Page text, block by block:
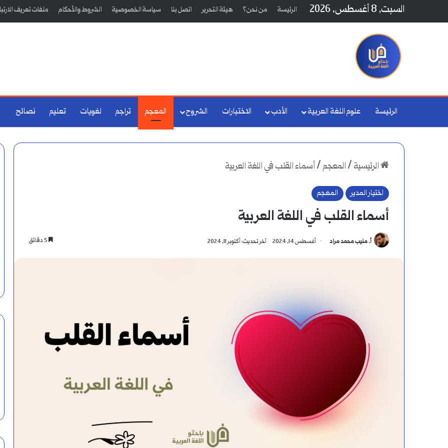
السبت, 8 أغسطس، 2026 الرئيسة من نحن؟ هيئة التحرير اتصل بنا سياسة الخصوصية الشروط والأحكام ملفات تعريف
الرئيسة علوم اللغة العربية الأدب الاختبارات الشروح المعجم تراجم لغويات تعليم نصائح
الرئيسية /المعجم /أسماء القلب في اللغة العربية
اختيار المدير المعجم
أسماء القلب في اللغة العربية
أ. منيب محمد مراد أغسطس 14, 2024 آخر تحديث: أكتوبر 11, 2024